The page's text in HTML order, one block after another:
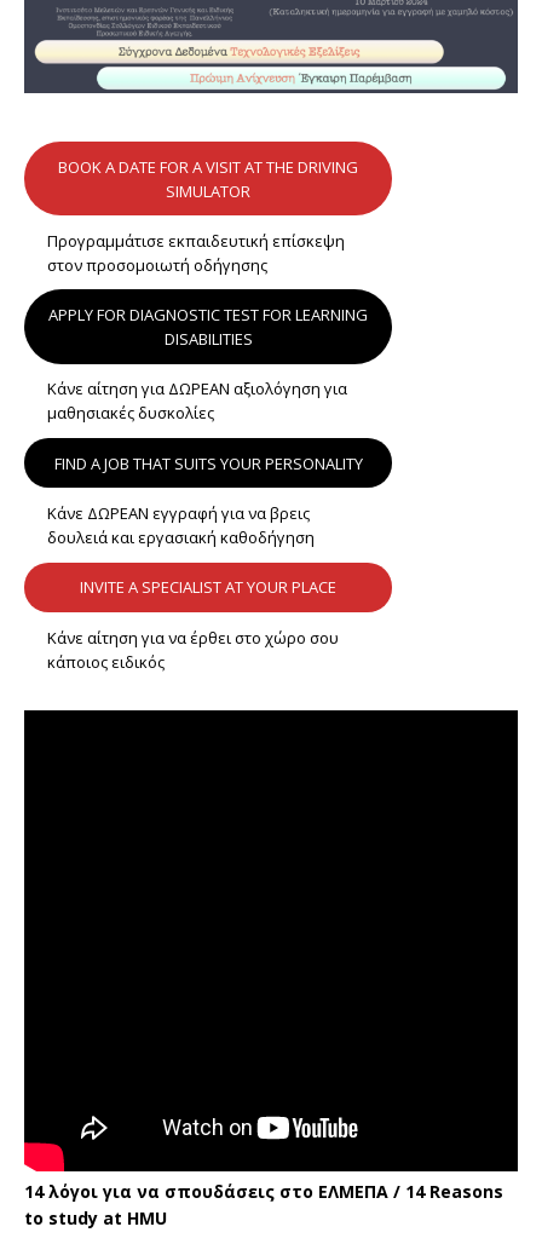
BOOK A DATE FOR A VISIT AT THE DRIVING
SIMULATOR
Προγραμμάτισε εκπαιδευτική επίσκεψη
στον προσομοιωτή οδήγησης
APPLY FOR DIAGNOSTIC TEST FOR LEARNING
DISABILITIES
Κάνε αίτηση για ΔΩΡΕΑΝ αξιολόγηση για
μαθησιακές δυσκολίες
FIND A JOB THAT SUITS YOUR PERSONALITY
Κάνε ΔΩΡΕΑΝ εγγραφή για να βρεις
δουλειά και εργασιακή καθοδήγηση
INVITE A SPECIALIST AT YOUR PLACE
Κάνε αίτηση για να έρθει στο χώρο σου
κάποιος ειδικός
14 λόγοι για να σπουδάσεις στο ΕΛΜΕΠΑ / 14 Reasons
to study at HMU